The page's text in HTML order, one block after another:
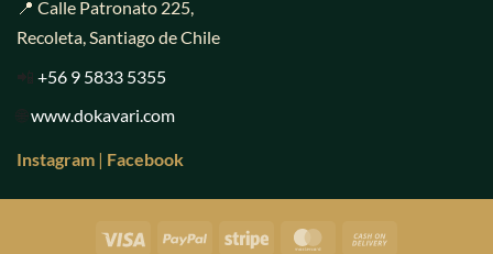
📍 Calle Patronato 225,
Recoleta, Santiago de Chile
📲 +56 9 5833 5355
🌐www.dokavari.com
Instagram | Facebook
Visa PayPal Stripe MasterCard